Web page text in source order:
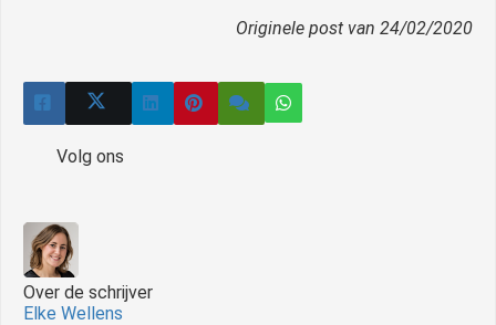
Originele post van 24/02/2020
Volg ons
Over de schrijver
Elke Wellens